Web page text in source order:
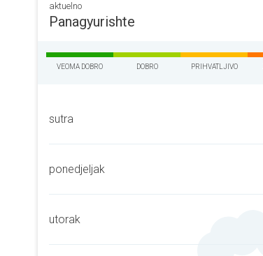
aktuelno
Panagyurishte
VEOMA DOBRO DOBRO PRIHVATLJIVO
sutra
ponedjeljak
utorak